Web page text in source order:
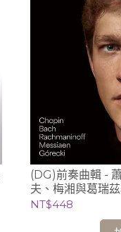
(DG)前奏曲輯 -
夫、梅湘與葛瑞
Lisieckie 利謝茲
NT$448